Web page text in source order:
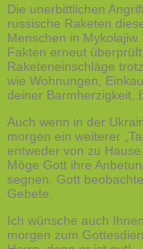
Die unerbittlichen
russische Raketen
Menschen in
Fakten erneut
Raketeneinschläge
wie Wohnungen,
deiner Barmherzigkeit,
Auch wenn in der
morgen ein weiterer
entweder von zu
Möge Gott ihre
segnen. Gott
Gebete.
Ich wünsche auch
morgen zum